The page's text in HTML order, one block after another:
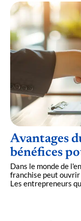
Avantages
bénéfices
Dans le monde de
franchise peut ouvrir
Les entrepreneurs